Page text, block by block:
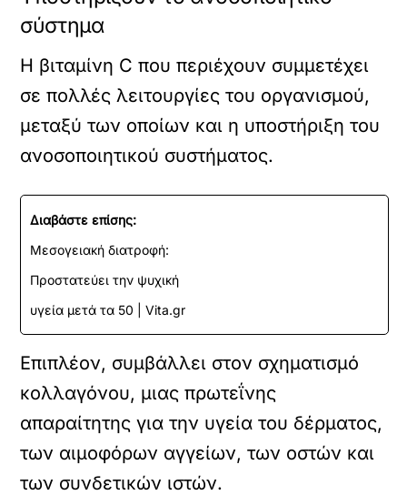
σύστημα
Η βιταμίνη C που περιέχουν συμμετέχει
σε πολλές λειτουργίες του οργανισμού,
μεταξύ των οποίων και η υποστήριξη του
ανοσοποιητικού συστήματος.
Διαβάστε επίσης:
Μεσογειακή διατροφή:
Προστατεύει την ψυχική
υγεία μετά τα 50 | Vita.gr
Επιπλέον, συμβάλλει στον σχηματισμό
κολλαγόνου, μιας πρωτεΐνης
απαραίτητης για την υγεία του δέρματος,
των αιμοφόρων αγγείων, των οστών και
των συνδετικών ιστών.